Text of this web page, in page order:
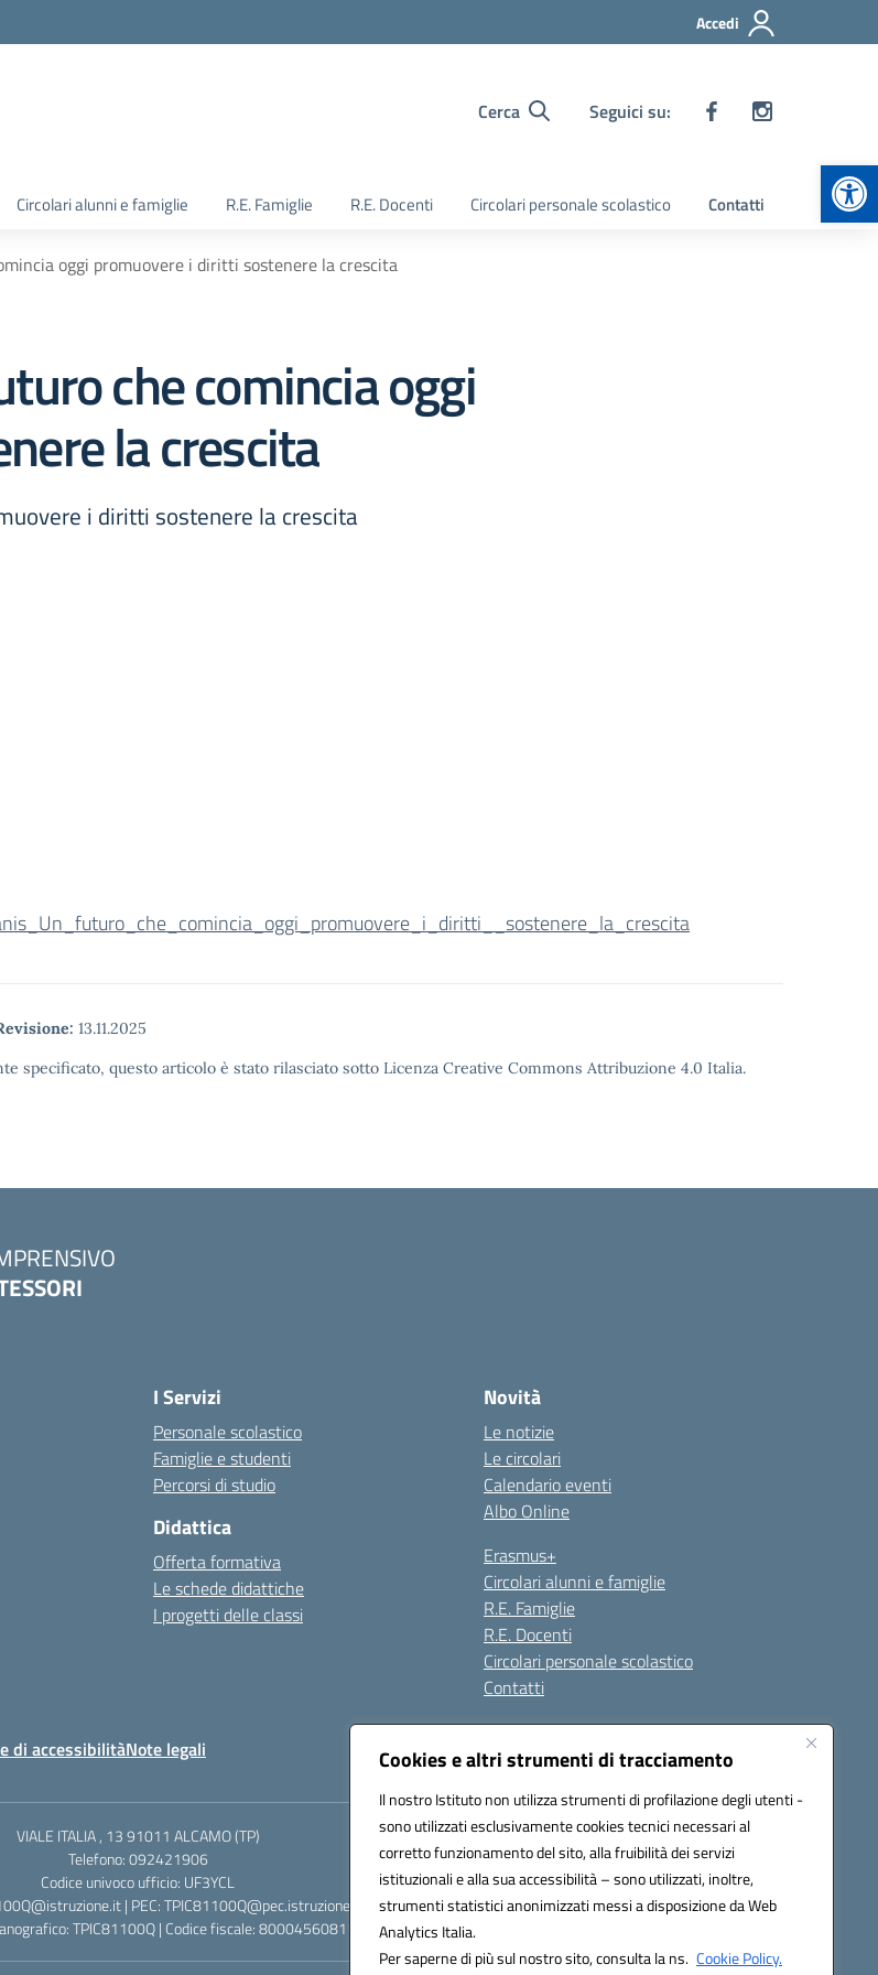
Cookies e altri strumenti di tracciamento
Il nostro Istituto non utilizza strumenti di profilazione degli utenti -
sono utilizzati esclusivamente cookies tecnici necessari al
corretto funzionamento del sito, alla fruibilità dei servizi
istituzionali e alla sua accessibilità – sono utilizzati, inoltre,
strumenti statistici anonimizzati messi a disposizione da Web
Analytics Italia.
Per saperne di più sul nostro sito, consulta la ns. Cookie Policy.
Accedi
Cerca Seguici su:
Circolari alunni e famiglie R.E. Famiglie R.E. Docenti Circolari personale scolastico Contatti
oggi promuovere i diritti sostenere la crescita
che comincia oggi
la crescita
i diritti sostenere la crescita
13.11.2025
specificato, questo articolo è stato rilasciato sotto Licenza Creative Commons Attribuzione 4.0 Italia.
I Servizi
Personale scolastico
Famiglie e studenti
Percorsi di studio
Didattica
Offerta formativa
Le schede didattiche
I progetti delle classi
Novità
Le notizie
Le circolari
Calendario eventi
Albo Online
Erasmus+
Circolari alunni e famiglie
R.E. Famiglie
R.E. Docenti
Circolari personale scolastico
Contatti
di accessibilitàNote legali Seguici su:
VIALE ITALIA , 13 91011 ALCAMO (TP)
Telefono: 092421906
Codice univoco ufficio: UF3YCL
| PEC: TPIC81100Q@pec.istruzione.it
TPIC81100Q | Codice fiscale: 80004560811